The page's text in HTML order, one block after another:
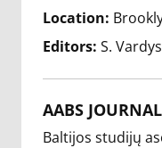
Location:
Editors: S. Vardys
AABS
Baltijos studijų